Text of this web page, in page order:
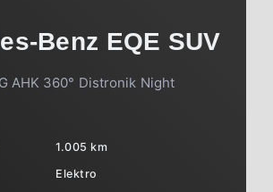
Benz EQE SUV
AHK 360° Distronik Night
1.005 km
Elektro